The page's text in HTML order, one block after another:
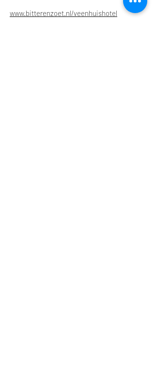
www.bitterenzoet.nl/veenhuishotel